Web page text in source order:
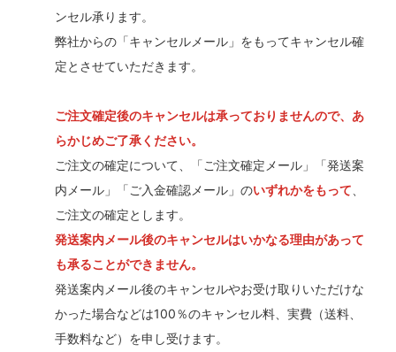
ンセル承ります。
弊社からの「キャンセルメール」をもってキャンセル確
定とさせていただきます。
ご注文確定後のキャンセルは承っておりませんので、あ
らかじめご了承ください。
ご注文の確定について、「ご注文確定メール」「発送案
内メール」「ご入金確認メール」のいずれかをもって
ご注文の確定とします。
発送案内メール後のキャンセルはいかなる理由があって
も承ることができません。
発送案内メール後のキャンセルやお受け取りいただけな
かった場合などは100％のキャンセル料、実費（送料、
手数料など）を申し受けます。